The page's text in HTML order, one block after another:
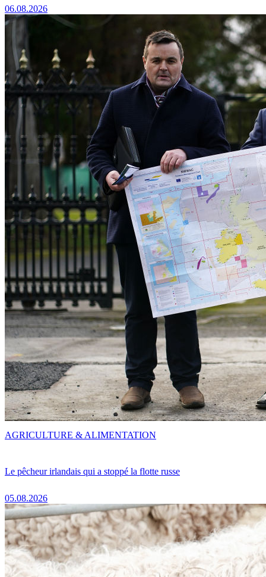
06.08.2026
Le pêcheur irlandais qui a stoppé la flotte russe
05.08.2026
AGRICULTURE & ALIMENTATION